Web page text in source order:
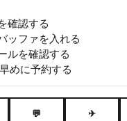
確認する
ッファを入れる
ルを確認する
めに予約する
💬 ✈